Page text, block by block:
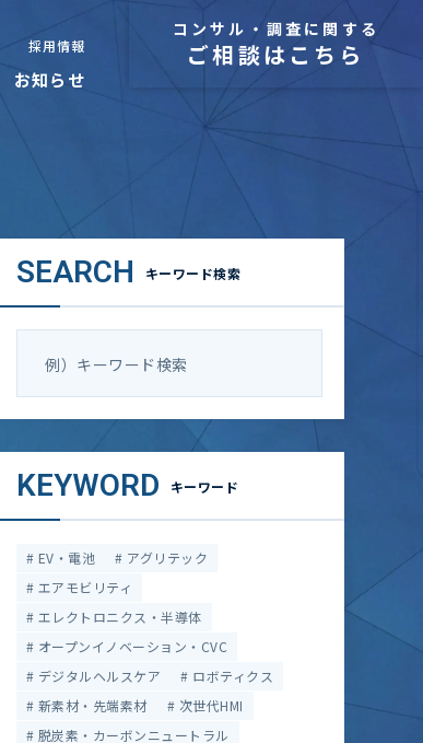
お知らせ
採用情報
コンサル・調査に関する
ご相談はこちら
SEARCH キーワード検索
KEYWORD キーワード
EV・電池
アグリテック
エアモビリティ
エレクトロニクス・半導体
オープンイノベーション・CVC
デジタルヘルスケア
ロボティクス
新素材・先端素材
次世代HMI
脱炭素・カーボンニュートラル